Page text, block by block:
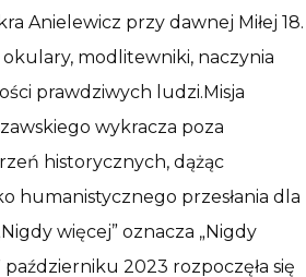
Anielewicz przy dawnej Miłej 18.
modlitewniki, naczynia
prawdziwych ludzi.Misja
wykracza poza
historycznych, dążąc
humanistycznego przesłania dla
więcej” oznacza „Nigdy
2023 rozpoczęła się